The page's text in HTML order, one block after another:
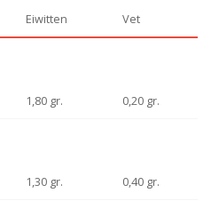
Eiwitten Vet
1,80 gr. 0,20 gr.
1,30 gr. 0,40 gr.